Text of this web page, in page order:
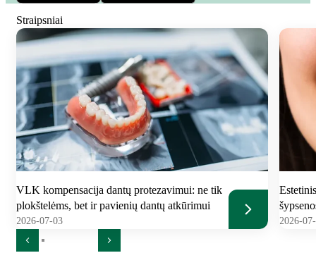
Straipsniai
VLK kompensacija dantų protezavimui: ne tik
plokštelėms, bet ir pavienių dantų atkūrimui
2026-07-03 2026-